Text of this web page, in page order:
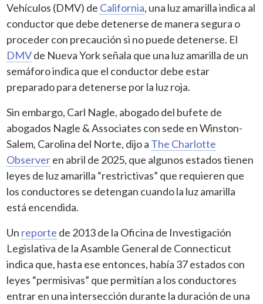
Vehículos (DMV) de California, una luz amarilla indica al
conductor que debe detenerse de manera segura o
proceder con precaución si no puede detenerse. El
DMVde Nueva York señala que una luz amarilla de un
semáforo indica que el conductor debe estar
preparado para detenerse por la luz roja.
Sin embargo, Carl Nagle, abogado del bufete de
abogados Nagle & Associates con sede en Winston-
Salem, Carolina del Norte, dijo a The Charlotte
Observeren abril de 2025, que algunos estados tienen
leyes de luz amarilla “restrictivas” que requieren que
los conductores se detengan cuando la luz amarilla
está encendida.
Un reporte de 2013 de la Oficina de Investigación
Legislativa de la Asamble General de Connecticut
indica que, hasta ese entonces, había 37 estados con
leyes “permisivas” que permitían a los conductores
entrar en una intersección durante la duración de una